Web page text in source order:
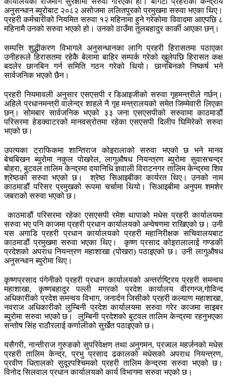
अनुसन्धान ब्युरोबाट २०८२ असोजमा ललितपुरको प्रमुखमा सरुवा भएका थिए।
प्रहरी कर्मचारीको नियमित सरुवा १२ महिनामा हुने गरेकोमा विवादमा आएपछि ८
महिनामै उनको सरुवा भएको हो। उनको ठाउँमा तुलबहादुर कार्की आएका छन्।
सम्पत्ति शुद्धीकरण विभागले अनुसन्धानका लागि प्रहरी हिरासतमा पठाएका
उनीहरूले हिरासतमा रहेकै बेलामा बाहिर सम्पर्क गरेको खुलेपछि हिरासत कक्ष
बदलेर छानबिन गर्न समिति गठन गरेको थियो। छानबिनको निष्कर्ष भने
सार्वजनिक भएको छैन।
प्रहरी नियमावली अनुसार एसएसपी र डिआइजीको सरुवा गृहमन्त्रीले गर्छन्।
अहिले प्रधानमन्त्री वालेन्द्र शाहले नै गृह मन्त्रालयको समेत जिम्मेवारी लिएका
छन्। सोमबार सार्वजनिक भएको ३३ जना एसएसपीको सरुवामा काठमाडौं
परिसरमा हेडक्वाटरको मानवस्रोतमा रहेका एसएसपी दिलीप घिमिरेको सरुवा
भएको छ।
उपत्यका ट्राफिकमा शान्तिराज कोइरालाको सरुवा भएको छ भने मानव
बेचबिखन ब्युरोमा नकुल पोखरेल, लागुऔषध नियन्त्रण ब्युरोमा सुवासचन्द्र
बोहरा, बुटवल तालिम केन्द्रमा दयानिधि ज्ञवाली विराटनगर तालिम केन्द्रमा शिव
श्रेष्ठको सरुवा भएको छ। श्रेष्ठ सिआइबीका कार्यरत थिए। उनको नाम
काठमाडौं परिसर प्रमुखको रूपमा चर्चामा थियो। सिआइबीमा अनुपम शमशेर
जबराको सरुवा भएको छ।
काठमाडौं परिसरमा रहेका एसएसपी रमेश थापाको मधेस प्रहरी कार्यालयमा
सरुवा भए पनि काजमा प्रहरी प्रधान कार्यालयको अन्वेषणमा राखिएको छ। उनी
यस अगाडि प्रहरी प्रधान कार्यालयको प्रहरी महानिरीक्षक सचिवालयबाट
काठमाडौं प्रमुखमा सरुवा भएका थिए। कृष्ण प्रसाद कोइरालालाई गण्डकी
प्रदेशको अपराध नियन्त्रण महाशाखा (पोखरा) पठाइएको छ। उनी लागुऔषध
अनुसन्धान ब्युरोमा थिए।
कृष्णप्रसाद पंगेनीको प्रहरी प्रधान कार्यालयको अन्तर्राष्ट्रिय प्रहरी समन्वय
महाशाखा, कृष्णबहादुर पल्ली मगरको प्रदेश कार्यालय वीरगन्ज,गोविन्द
अधिकारीको प्रदेश समन्वय विभाग, जनार्दन जिसीको प्रहरी कल्याण महाशाखा,
नवराज अधिकारीको लुम्बिनी प्रदेश कार्यालयमा सरुवा गरेर काजमा साइबर
ब्युरोमा सरुवा भएको छ। लुम्बिनी प्रदेशको बुटवल तालिम केन्द्रमा रहनुभएका
सन्तोष सिंह राठौरलाई कर्णालीको सुर्खेत पठाइएको छ।
यसैगरी, नान्तीराज गुरुङको सुपरिवेक्षण तथा अनुगमन, प्रज्वल महर्जनको मधेस
प्रहरी तालिम केन्द्र, प्रभु प्रसाद ढकालको मधेसको अपराध नियन्त्रण,
प्रवीण धितालको सुदूरपश्चिमको प्रहरी तालिम केन्द्रमा सरुवा भएको छ।
विनोद सिलवाल प्रधान कार्यालयको कार्य विभागमा सरुवा भएको छ।